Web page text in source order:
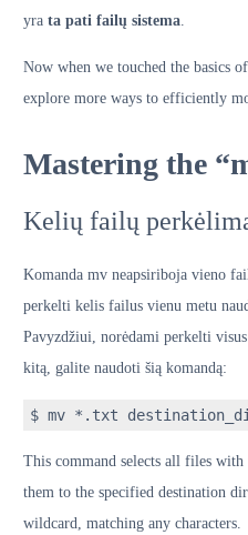
yra ta pati failų sistema.
Now when we touched the basics
explore more ways to efficiently
Mastering the
Kelių failų
Komanda mv neapsiriboja vieno
perkelti kelis failus vienu metu
Pavyzdžiui, norėdami perkelti
kitą, galite naudoti šią komandą:
$ mv *.txt
This command selects all files with
them to the specified destination
wildcard, matching any characters.